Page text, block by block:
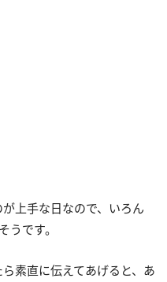
上手な日なので、いろん
です。
素直に伝えてあげると、あ